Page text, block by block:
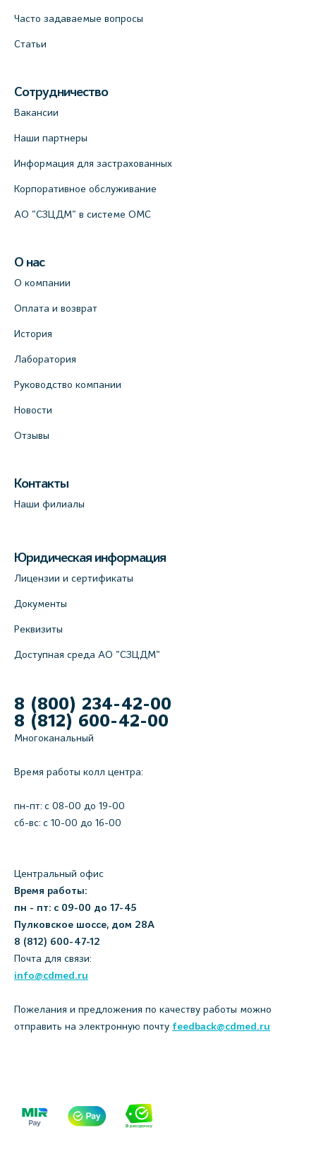
Часто задаваемые вопросы
Статьи
Сотрудничество
Вакансии
Наши партнеры
Информация для застрахованных
Корпоративное обслуживание
АО "СЗЦДМ" в системе ОМС
О нас
О компании
Оплата и возврат
История
Лаборатория
Руководство компании
Новости
Отзывы
Контакты
Наши филиалы
Юридическая информация
Лицензии и сертификаты
Документы
Реквизиты
Доступная среда АО "СЗЦДМ"
8 (800) 234-42-00
8 (812) 600-42-00
Многоканальный
Время работы колл центра:
пн-пт: c 08-00 до 19-00
сб-вс: с 10-00 до 16-00
Центральный офис
Время работы:
пн - пт: с 09-00 до 17-45
Пулковское шоссе, дом 28А
8 (812) 600-47-12
Почта для связи:
info@cdmed.ru
Пожелания и предложения по качеству работы можно
отправить на электронную почту feedback@cdmed.ru